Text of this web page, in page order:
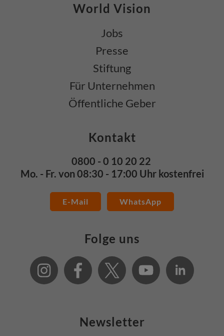
World Vision
Jobs
Presse
Stiftung
Für Unternehmen
Öffentliche Geber
Kontakt
0800 - 0 10 20 22
Mo. - Fr. von 08:30 - 17:00 Uhr kostenfrei
E-Mail WhatsApp
Folge uns
Newsletter